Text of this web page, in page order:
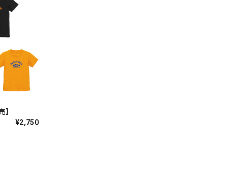
てい
】
¥2,750